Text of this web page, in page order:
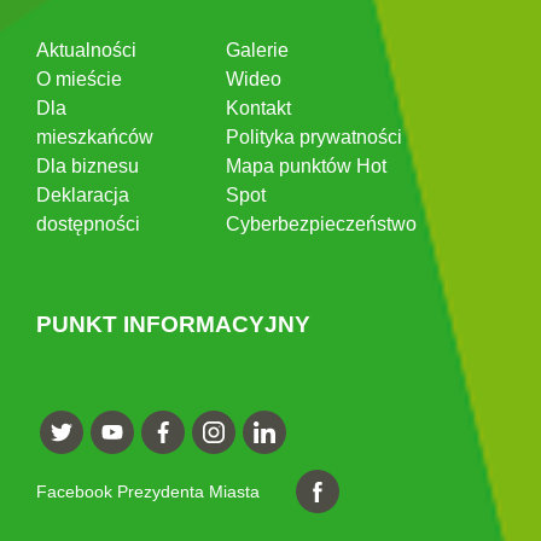
Aktualności
O mieście
Dla
mieszkańców
Dla biznesu
Deklaracja
dostępności
Galerie
Wideo
Kontakt
Polityka prywatności
Mapa punktów Hot
Spot
Cyberbezpieczeństwo
PUNKT INFORMACYJNY
Facebook Prezydenta Miasta